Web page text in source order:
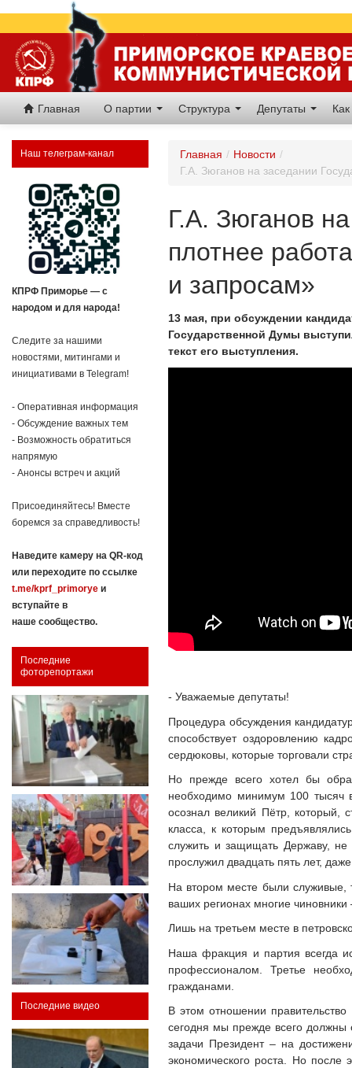
Главная О партии Структура Депутаты
Наш телеграм-канал
КПРФ Приморье — с
народом и для народа!
Следите за нашими
новостями, митингами и
инициативами в Telegram!
- Оперативная информация
- Обсуждение важных тем
- Возможность обратиться
напрямую
- Анонсы встреч и акций
Присоединяйтесь! Вместе
боремся за справедливость!
Наведите камеру на QR-код
или переходите по ссылке
t.me/kprf_primorye и
вступайте в
наше сообщество.
Последние
фоторепортажи
Последние видео
Главная / Новости /
Г.А. Зюганов на заседании
Г.А. Зюганов
плотнее
и запросам»
13 мая, при обсуждении
Государственной Думы
текст его выступления.
- Уважаемые депутаты!
Процедура обсуждения
способствует оздоровлению
сердюковы, которые торговали
Но прежде всего хотел бы
необходимо минимум 100 тысяч
осознал великий Пётр, который,
класса, к которым
служить и защищать Державу,
прослужил двадцать пять лет,
На втором месте были служивые,
ваших регионах многие
Лишь на третьем месте в
Наша фракция и партия всегда
профессионалом. Третье
гражданами.
В этом отношении
сегодня мы прежде всего должны
задачи Президент – на
экономического роста. Но после